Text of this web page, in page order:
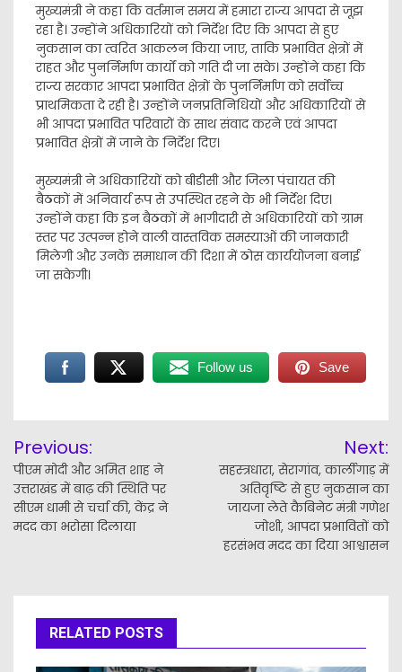
मुख्यमंत्री ने कहा कि वर्तमान समय में हमारा राज्य आपदा से जूझ
रहा है। उन्होंने अधिकारियों को निर्देश दिए कि आपदा से हुए
नुकसान का त्वरित आकलन किया जाए, ताकि प्रभावित क्षेत्रों में
राहत और पुनर्निर्माण कार्यों को गति दी जा सके। उन्होंने कहा कि
राज्य सरकार आपदा प्रभावित क्षेत्रों के पुनर्निर्माण को सर्वोच्च
प्राथमिकता दे रही है। उन्होंने जनप्रतिनिधियों और अधिकारियों से
भी आपदा प्रभावित परिवारों के साथ संवाद करने एवं आपदा
प्रभावित क्षेत्रों में जाने के निर्देश दिए।
मुख्यमंत्री ने अधिकारियों को बीडीसी और जिला पंचायत की
बैठकों में अनिवार्य रूप से उपस्थित रहने के भी निर्देश दिए।
उन्होंने कहा कि इन बैठकों में भागीदारी से अधिकारियों को ग्राम
स्तर पर उत्पन्न होने वाली वास्तविक समस्याओं की जानकारी
मिलेगी और उनके समाधान की दिशा में ठोस कार्ययोजना बनाई
जा सकेगी।
Follow us Save
navigation
Previous:
पीएम मोदी और अमित शाह ने
उत्तराखंड में बाढ़ की स्थिति पर
सीएम धामी से चर्चा की, केंद्र ने
मदद का भरोसा दिलाया
Next:
सहस्त्रधारा, सेरागांव, कार्लीगाड़ में
अतिवृष्टि से हुए नुकसान का
जायजा लेते कैबिनेट मंत्री गणेश
जोशी, आपदा प्रभावितों को
हरसंभव मदद का दिया आश्वासन
RELATED POSTS